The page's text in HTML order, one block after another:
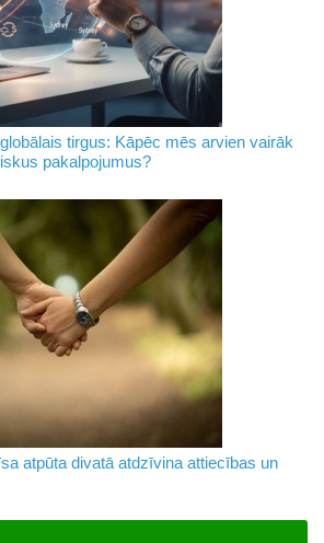
tirgus: Kāpēc mēs arvien vairāk
pakalpojumus?
atpūta divatā atdzīvina attiecības un